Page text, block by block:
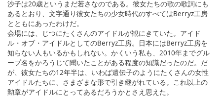
沙子は20歳というまだ若さなのである。彼女たちの歌の歌詞にも
あるとおり、文字通り彼女たちの少女時代のすべてはBerryz工房
とともにあったわけだ。
会場には、じつにたくさんのアイドルが観にきていた。アイド
ル・オブ・アイドルとしてのBerryz工房。日本にはBerryz工房を
知らない人もいるかもしれない。かくいう私も、2010年までグル
ープ名をかろうじて聞いたことがある程度の知識だったのだ。だ
が、彼女たちの12年半は、いわば遺伝子のようにたくさんの女性
アイドルたちに、さまざまな形で引き継がれている。これ以上の
勲章がアイドルにとってあるだろうかとさえ思えた。